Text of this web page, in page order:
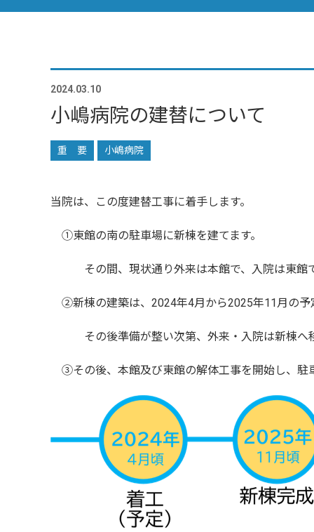
2024.03.10
小嶋病院の建替について
重 要 小嶋病院
当院は、この度建替工事に着手します。
①東館の南の駐車場に新棟を建てます。
その間、現状通り外来は本館で、入院は東館
②新棟の建築は、2024年4月から2025年11月の予
その後準備が整い次第、外来・入院は新棟へ
③その後、本館及び東館の解体工事を開始し、駐